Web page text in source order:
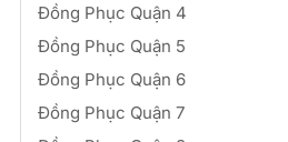
Đồng Phục Quận 4
Đồng Phục Quận 5
Đồng Phục Quận 6
Đồng Phục Quận 7